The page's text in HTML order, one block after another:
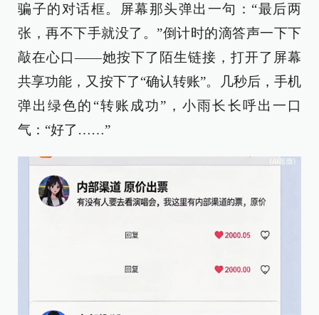
骗子的对话框。屏幕那头弹出一句：“最后两
张，再不下手就没了。”倒计时的滴答声一下下
敲在心口——她按下了陌生链接，打开了屏幕
共享功能，又按下了“确认转账”。几秒后，手机
弹出绿色的“转账成功”，小雨长长呼出一口
气：“好了……”